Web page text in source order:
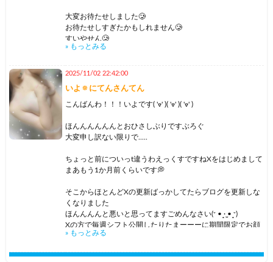
今の所の明日からの予定ですー💨
15以降はまだ決まってないから決まったら随時追加するね☀️
リマインダー登録してくださったら1週間分いよが追加した
いと思て沢山入れてしまいました！
それと今週美容室行くのでやっと綺麗な緑髪復活だよーーー
ではっっ今週もよろしくお願いします(*´˘`*)♡
ここまで読んでくれてありがとう💐💐💐
いよだいぶむちむちというか
ぽちゃボディなんだけど
これがいい！って言ってくれるの
ほんとに嬉しい(*´˘`*)♡
でも夏熱くなると露出しまくりたくなるから
みんなも日常の中に何か癒しを入れないとダメだよっ！！
毎日毎日頑張ってるのすっごくえらいけど頑張りすぎたら体
カチコチになっちゃうよ🙁
頃😶💭
毎日頑張ってるのホントすごいからいよにいいこいいこさせ
そいえば最近X凍結から4度目の復活をしたんだけど
とゆことでぶろくに
04月27日（月）14:00-21:00 錦糸町04月28日（火）14:00-
21:00 しんばし05月01日（金）14:00-22:00 立川05月03日
（日）12:00-19:00 立川
明日からの予定はこんな感じ💨💨💨
ぜひまったりゆっくり待ってるね🫶🏻
では今日はここらへんで🙇🏻‍♀️
大変お待たせしました🥲
お待たせしすぎたかもしれません🥲
すいやせん🥲
ぜんんんぜん更新出来ませんでした...
いいえ...
ひぃぃぃぃぃん
あ！！！X！！！！
最近また新しく作り直したので
お気づきでない方ぜひフォローして見てみてね🥺
いよのホームページのとこからX飛べるよーー💭
そんなこんなで
» もっとみる
2025/11/02 22:42:00
いよ🔅にてんさんてん
こんばんわ！！！いよです( 'ᢦ' )( 'ᢦ' )( 'ᢦ' )
ほんんんんんんとおひさしぶりですぶろぐ
大変申し訳ない限りで.....
ちょっと前についっt違うわえっくすですねXをはじめまして
まあもう1か月前くらいです💭
そこからほとんどXの更新ばっかしてたらブログを更新しな
くなりました
ほんんんんと悪いと思ってますごめんなさい(ᵕ •̥ ·̫ •̥ ᵕ)
Xの方で毎週シフト公開したりたまーーーに期間限定でお顔
出してみたりちょいちょい色んな写真あげてみたり
ぜひ良ければそちらもちょいちょい覗いて見て欲しいですお
» もっとみる